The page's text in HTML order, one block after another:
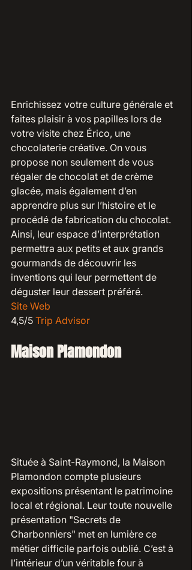
Enrichissez votre culture générale et
faites plaisir à vos papilles lors de
votre visite chez Érico, une
chocolaterie créative. On vous
propose non seulement de vous
régaler de chocolat et de crème
glacée, mais également d’en
apprendre plus sur l’histoire et le
procédé de fabrication du chocolat.
Ainsi, leur espace d’interprétation
permettra aux petits et aux grands
gourmands de découvrir les
inventions qui leur permettent de
déguster leur dessert préféré.
Site Web
4,5/5 Trip Advisor
Maison Plamondon
Située à Saint-Raymond, la Maison
Plamondon compte plusieurs
expositions présentant le patrimoine
local et régional. Leur toute nouvelle
présentation "Secrets de
Charbonniers" met en lumière ce
métier difficile parfois oublié. C’est à
l’intérieur d’un véritable four à